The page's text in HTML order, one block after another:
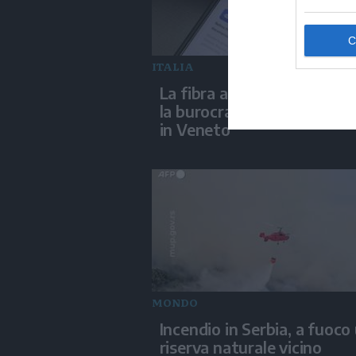
ITALIA
La fibra aiuta l'IA ad
la burocrazia, progetto
in Veneto
MONDO
Incendio in Serbia, a fuoco
riserva naturale vicino